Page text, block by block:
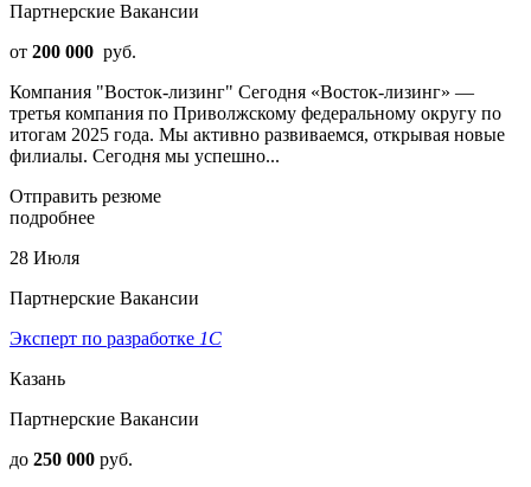
Партнерские Вакансии
от 200 000 руб.
Компания "Восток-лизинг" Сегодня «Восток-лизинг» —
третья компания по Приволжскому федеральному округу по
итогам 2025 года. Мы активно развиваемся, открывая новые
филиалы. Сегодня мы успешно...
Отправить резюме
подробнее
28 Июля
Партнерские Вакансии
Эксперт по разработке 1С
Казань
Партнерские Вакансии
до 250 000 руб.